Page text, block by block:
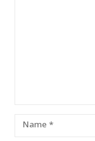
Name